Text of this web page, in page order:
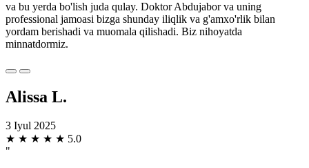
va bu yerda bo'lish juda qulay. Doktor Abdujabor va uning
professional jamoasi bizga shunday iliqlik va g'amxo'rlik bilan
yordam berishadi va muomala qilishadi. Biz nihoyatda
minnatdormiz.
Alissa L.
3 Iyul 2025
★ ★ ★ ★ ★ 5.0
"